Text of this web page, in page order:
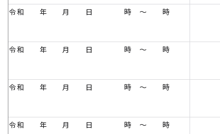
令和 年 月 日 時 ～ 時
令和 年 月 日 時 ～ 時
令和 年 月 日 時 ～ 時
令和 年 月 日 時 ～ 時